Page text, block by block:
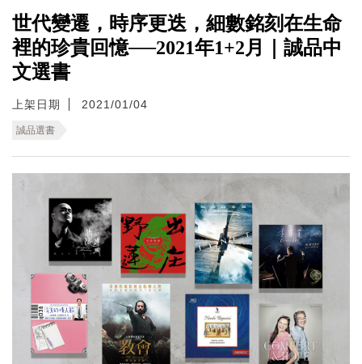
世代變遷，時序更迭，細數銘刻在生命
裡的珍貴回憶──2021年1+2月｜誠品中
文選書
上架日期 2021/01/04
誠品選書